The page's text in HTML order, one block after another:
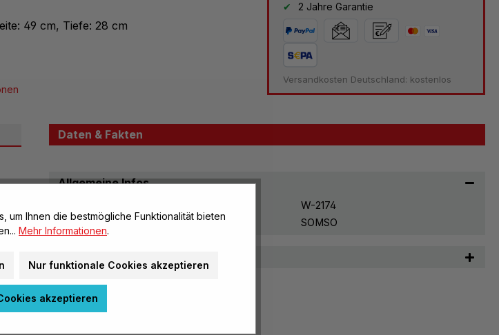
2 Jahre Garantie
Versandkosten Deutschland: kostenlos
49 cm, Tiefe: 28 cm
Daten & Fakten
Allgemeine Infos
W-2174
Marke:
SOMSO
um Ihnen die bestmögliche Funktionalität bieten
Mehr Informationen.
Nur funktionale Cookies akzeptieren
akzeptieren